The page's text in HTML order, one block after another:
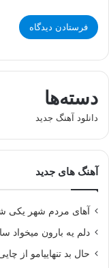
دسته‌ها
دانلود آهنگ جدید
آهنگ های جدید
آهای مردم شهر یکی
دلم یه بارون میخواد
حال بد تنهاییامو از